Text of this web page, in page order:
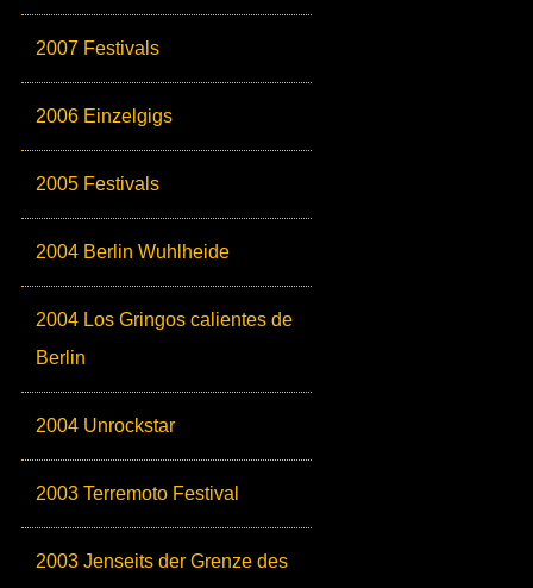
2007 Festivals
2006 Einzelgigs
2005 Festivals
2004 Berlin Wuhlheide
2004 Los Gringos calientes de
Berlin
2004 Unrockstar
2003 Terremoto Festival
2003 Jenseits der Grenze des